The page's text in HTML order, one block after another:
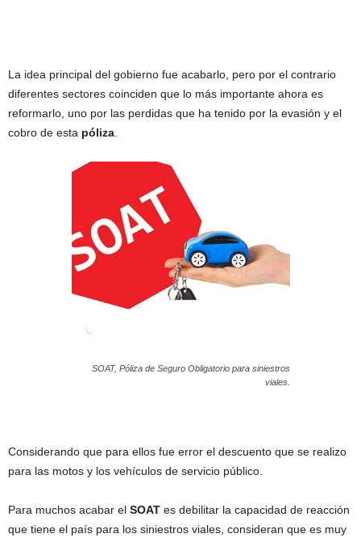
La idea principal del gobierno fue acabarlo, pero por el contrario
diferentes sectores coinciden que lo más importante ahora es
reformarlo, uno por las perdidas que ha tenido por la evasión y el
cobro de esta póliza
SOAT, Póliza de Seguro Obligatorio para siniestros
viales.
Considerando que para ellos fue error el descuento que se realizo
para las motos y los vehículos de servicio público.
Para muchos acabar el SOAT es debilitar la capacidad de reacción
que tiene el país para los siniestros viales, consideran que es muy